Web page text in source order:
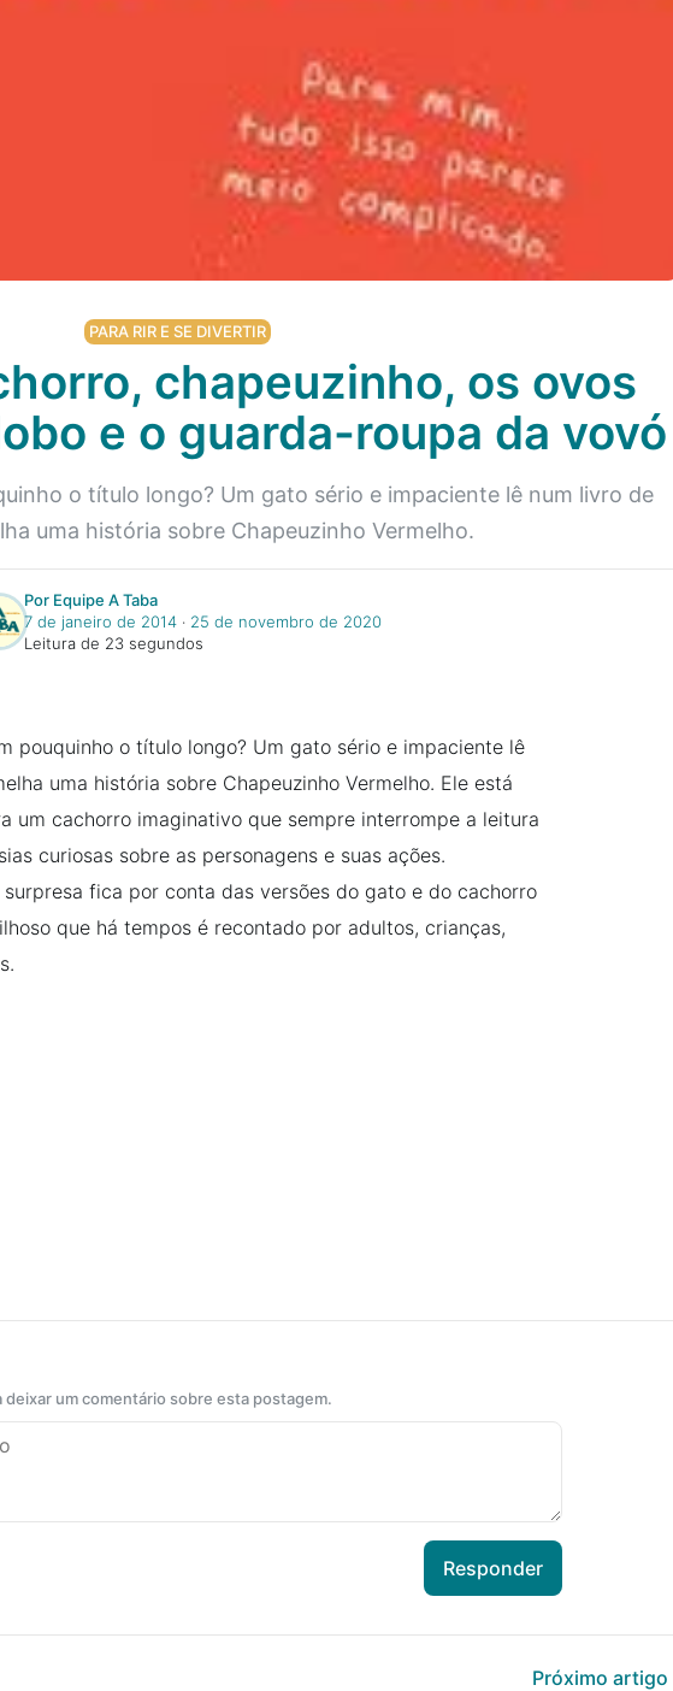
PARA RIR E SE DIVERTIR
chapeuzinho, os ovos
e o guarda-roupa da vovó
o título longo? Um gato sério e impaciente lê num livro de
uma história sobre Chapeuzinho Vermelho.
Por Equipe A Taba
7 de janeiro de 2014‧ 25 de novembro de 2020
Leitura de 23 segundos
pouquinho o título longo? Um gato sério e impaciente lê
uma história sobre Chapeuzinho Vermelho. Ele está
um cachorro imaginativo que sempre interrompe a leitura
curiosas sobre as personagens e suas ações.
fica por conta das versões do gato e do cachorro
que há tempos é recontado por adultos, crianças,
deixar um comentário sobre esta postagem.
Responder
Próximo artigo